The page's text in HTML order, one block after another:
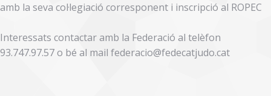
amb la seva col·legiació corresponent i inscripció al ROPEC
Interessats contactar amb la Federació al telèfon
93.747.97.57 o bé al mail federacio@fedecatjudo.cat